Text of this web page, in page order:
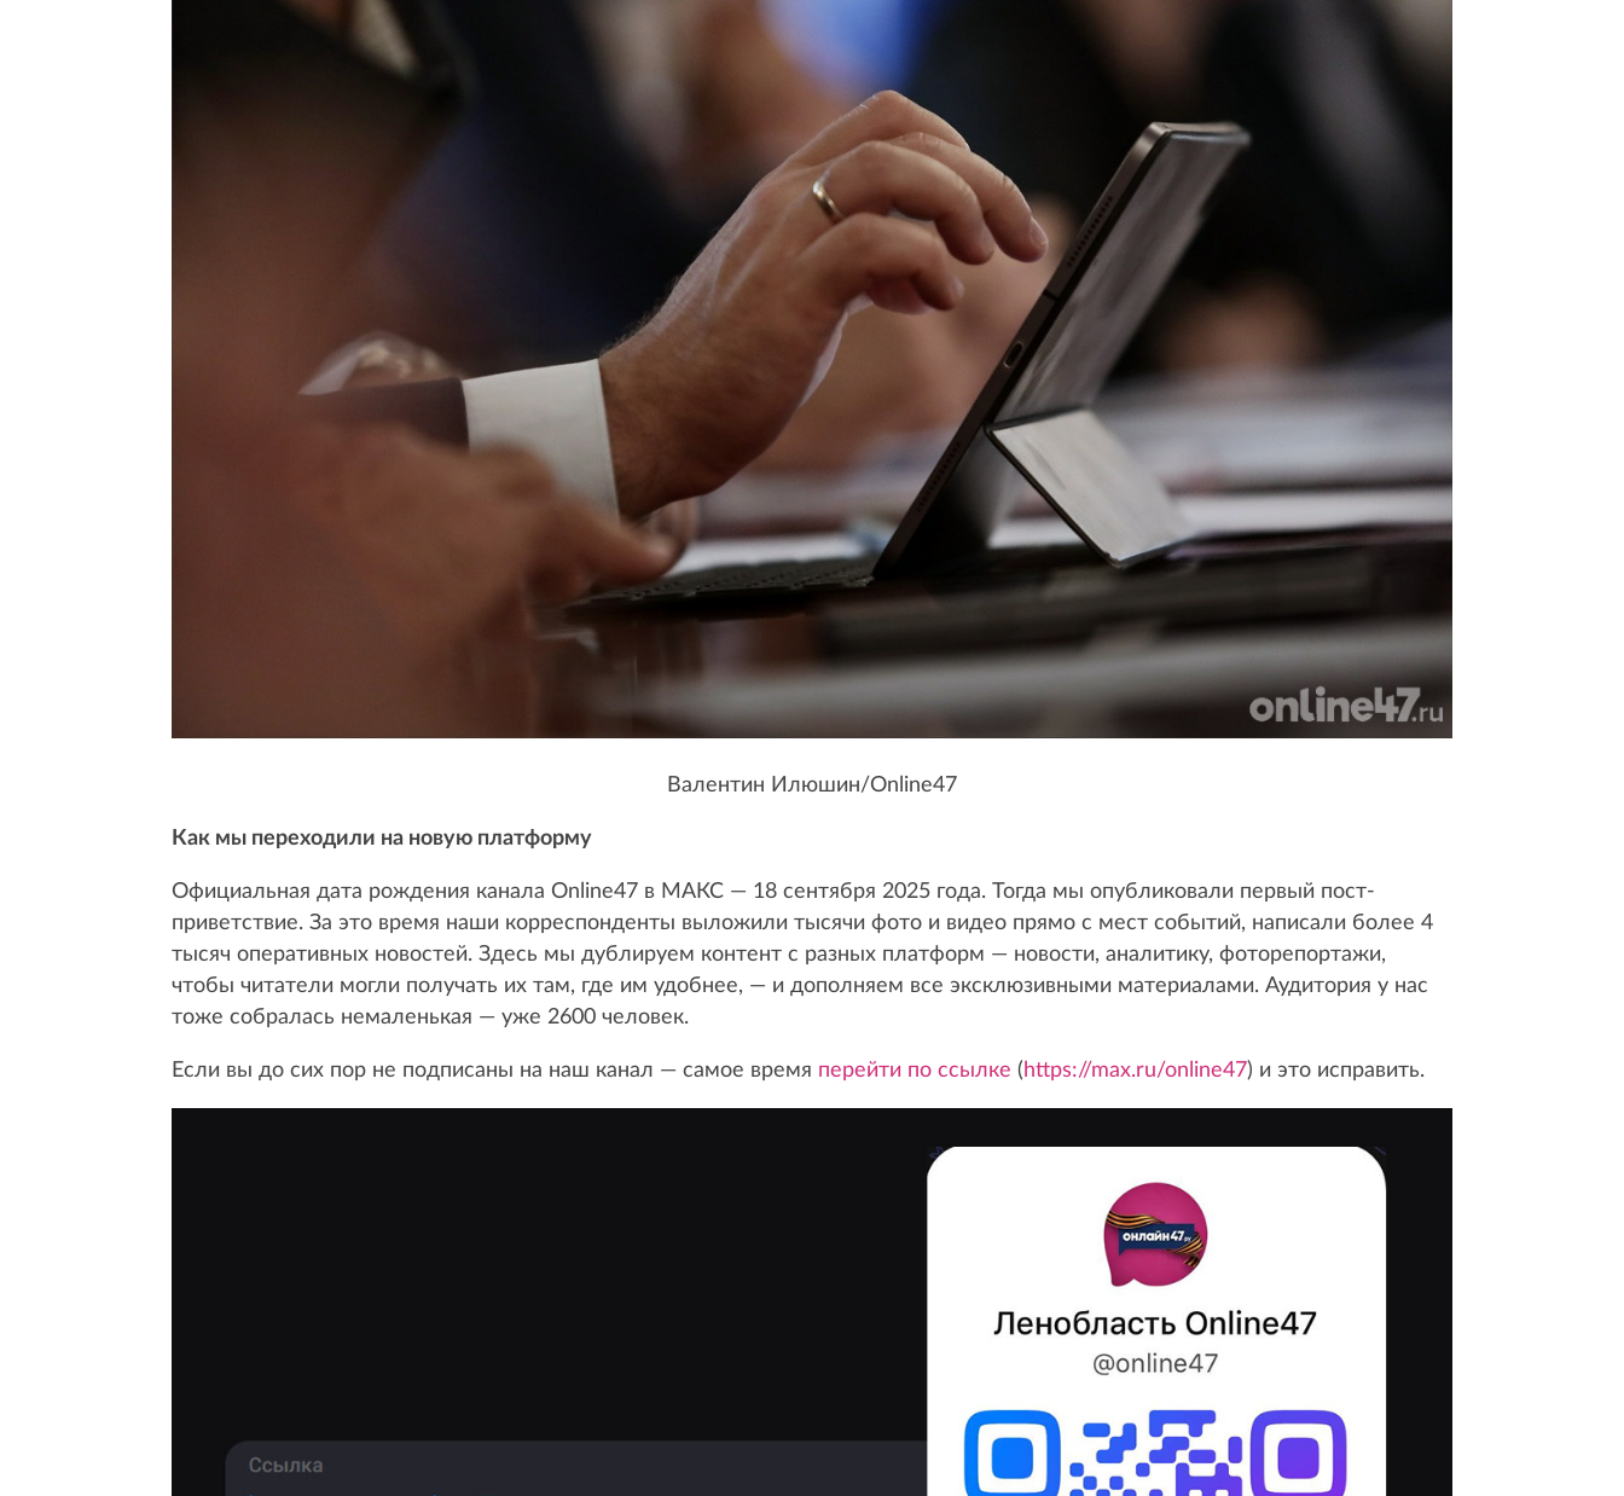
Валентин Илюшин/Online47
Как мы переходили на новую платформу
Официальная дата рождения канала Online47 в МАКС — 18 сентября 2025 года. Тогда мы опубликовали первый пост-
приветствие. За это время наши корреспонденты выложили тысячи фото и видео прямо с мест событий, написали более 4
тысяч оперативных новостей. Здесь мы дублируем контент с разных платформ — новости, аналитику, фоторепортажи,
чтобы читатели могли получать их там, где им удобнее, — и дополняем все эксклюзивными материалами. Аудитория у нас
тоже собралась немаленькая — уже 2600 человек.
Если вы до сих пор не подписаны на наш канал — самое время перейти по ссылке (https://max.ru/online47) и это исправить.